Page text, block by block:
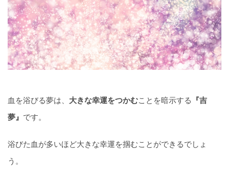
血を浴びる夢は、 大きな幸運をつかむことを暗示する 『吉
夢』 です。
浴びた血が多いほど大きな幸運を掴むことができるでしょ
う。